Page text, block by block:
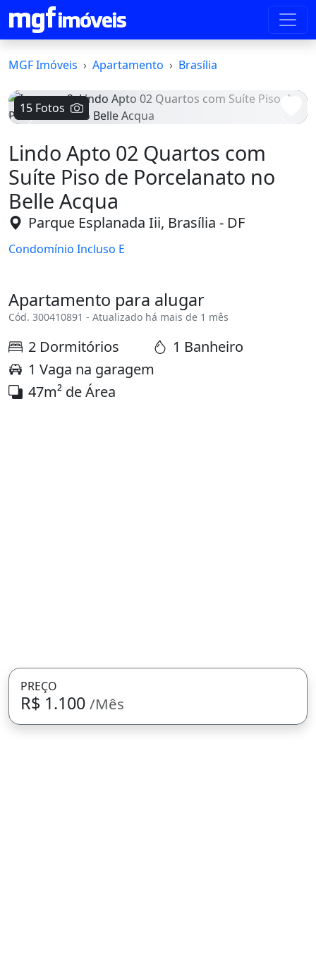
MGF Imóveis Apartamento Brasília
15 Fotos
Lindo Apto 02 Quartos com
Suíte Piso de Porcelanato no
Belle Acqua
Parque Esplanada Iii, Brasília - DF
Condomínio Incluso E
Apartamento para alugar
Cód. 300410891 - Atualizado há mais de 1 mês
2 Dormitórios
1 Banheiro
1 Vaga na garagem
47m² de Área
PREÇO
R$ 1.100 /Mês